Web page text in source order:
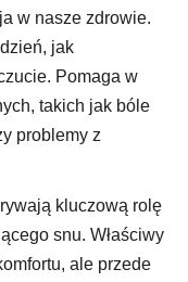
w nasze zdrowie.
jak
Pomaga w
takich jak bóle
problemy z
kluczową rolę
snu. Właściwy
ale przede